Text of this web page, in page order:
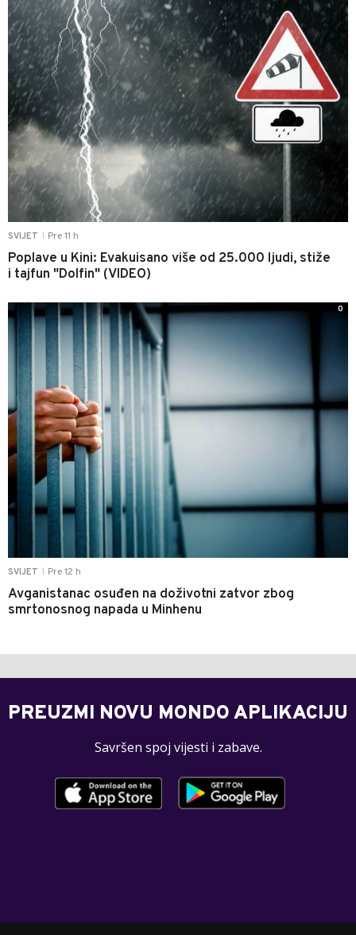
SVIJET Pre 11 h
Poplave u Kini: Evakuisano više od 25.000 ljudi, stiže
i tajfun "Dolfin" (VIDEO)
SVIJET Pre 12 h
Avganistanac osuđen na doživotni zatvor zbog
smrtonosnog napada u Minhenu
0
PREUZMI NOVU MONDO APLIKACIJU
Savršen spoj vijesti i zabave.